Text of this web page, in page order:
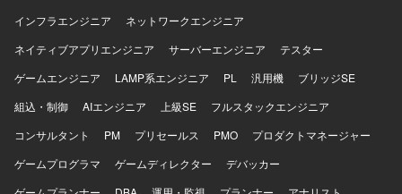
インフラエンジニア
ネットワークエンジニア
ネイティブアプリエンジニア
サーバーエンジニア
テスター
ゲームエンジニア
LAMP系エンジニア PL 汎用機
ブリッジSE
組込・制御
AIエンジニア 上級SE
フルスタックエンジニア
コンサルタント
PM プリセールス PMO
プロダクトマネージャー
ゲームプログラマ
ゲームディレクター
デバッカー